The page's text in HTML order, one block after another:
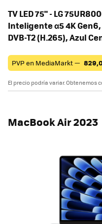
TV LED 75" - LG
Inteligente α5 4K
DVB-T2 (H.265), Azul
PVP en MediaMarkt —
El precio podría variar. Obtenemos
MacBook Air 2023